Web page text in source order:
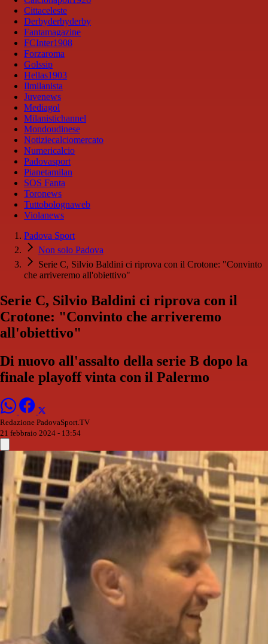
Cittaceleste
Derbyderbyderby
Fantamagazine
FCInter1908
Forzaroma
Golssip
Hellas1903
Ilmilanista
Juvenews
Mediagol
Milanistichannel
Mondoudinese
Notiziecalciomercato
Numericalcio
Padovasport
Pianetamilan
SOS Fanta
Toronews
Tuttobolognaweb
Violanews
Padova Sport
Non solo Padova
Serie C, Silvio Baldini ci riprova con il Crotone: "Convinto
che arriveremo all'obiettivo"
Serie C, Silvio Baldini ci riprova con il
Crotone: "Convinto che arriveremo
all'obiettivo"
Di nuovo all'assalto della serie B dopo la
finale playoff vinta con il Palermo
Redazione PadovaSport.TV
21 febbraio 2024 - 13:54